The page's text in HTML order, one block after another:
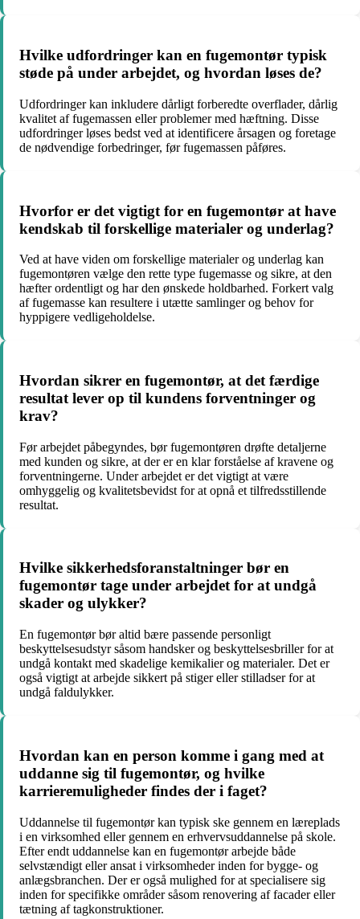
Hvilke udfordringer kan en fugemontør typisk
støde på under arbejdet, og hvordan løses de?
Udfordringer kan inkludere dårligt forberedte overflader, dårlig
kvalitet af fugemassen eller problemer med hæftning. Disse
udfordringer løses bedst ved at identificere årsagen og foretage
de nødvendige forbedringer, før fugemassen påføres.
Hvorfor er det vigtigt for en fugemontør at have
kendskab til forskellige materialer og underlag?
Ved at have viden om forskellige materialer og underlag kan
fugemontøren vælge den rette type fugemasse og sikre, at den
hæfter ordentligt og har den ønskede holdbarhed. Forkert valg
af fugemasse kan resultere i utætte samlinger og behov for
hyppigere vedligeholdelse.
Hvordan sikrer en fugemontør, at det færdige
resultat lever op til kundens forventninger og
krav?
Før arbejdet påbegyndes, bør fugemontøren drøfte detaljerne
med kunden og sikre, at der er en klar forståelse af kravene og
forventningerne. Under arbejdet er det vigtigt at være
omhyggelig og kvalitetsbevidst for at opnå et tilfredsstillende
resultat.
Hvilke sikkerhedsforanstaltninger bør en
fugemontør tage under arbejdet for at undgå
skader og ulykker?
En fugemontør bør altid bære passende personligt
beskyttelsesudstyr såsom handsker og beskyttelsesbriller for at
undgå kontakt med skadelige kemikalier og materialer. Det er
også vigtigt at arbejde sikkert på stiger eller stilladser for at
undgå faldulykker.
Hvordan kan en person komme i gang med at
uddanne sig til fugemontør, og hvilke
karrieremuligheder findes der i faget?
Uddannelse til fugemontør kan typisk ske gennem en læreplads
i en virksomhed eller gennem en erhvervsuddannelse på skole.
Efter endt uddannelse kan en fugemontør arbejde både
selvstændigt eller ansat i virksomheder inden for bygge- og
anlægsbranchen. Der er også mulighed for at specialisere sig
inden for specifikke områder såsom renovering af facader eller
tætning af tagkonstruktioner.